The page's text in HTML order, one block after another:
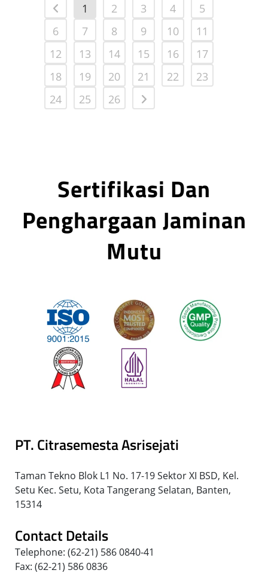
1 2 3 4
5
6
7 8 9 10
11
12
13 14 15 16
17
18
19 20 21 22
23
24
25 26
Sertifikasi Dan
Penghargaan Jaminan
Mutu
PT. Citrasemesta Asrisejati
Taman Tekno Blok L1 No. 17-19 Sektor XI BSD, Kel.
Setu Kec. Setu, Kota Tangerang Selatan, Banten,
15314
Contact Details
Telephone: (62-21) 586 0840-41
Fax: (62-21) 586 0836